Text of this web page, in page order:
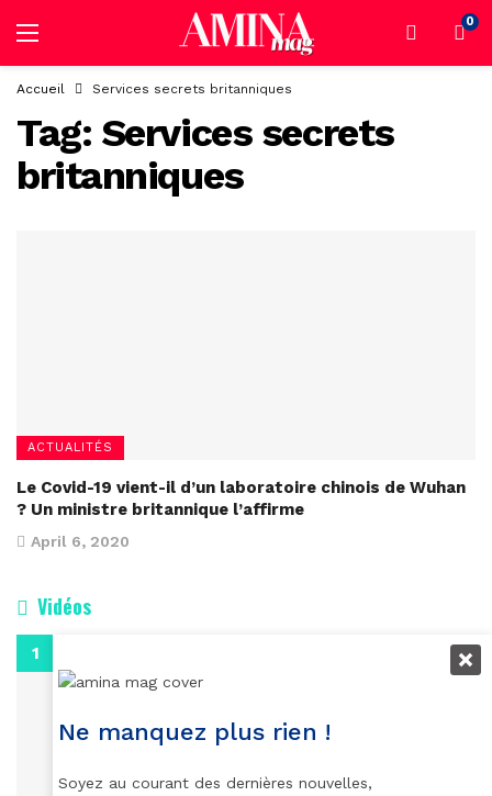
0
Accueil Services secrets britanniques
Tag: Services secrets
britanniques
ACTUALITÉS
Le Covid-19 vient-il d’un laboratoire chinois de Wuhan
? Un ministre britannique l’affirme
April 6, 2020
Vidéos
Ne manquez plus rien !
Soyez au courant des dernières nouvelles,